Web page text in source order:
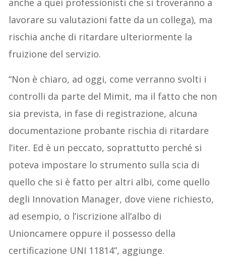
anche a quei professionisti che si troveranno a
lavorare su valutazioni fatte da un collega), ma
rischia anche di ritardare ulteriormente la
fruizione del servizio.
“Non è chiaro, ad oggi, come verranno svolti i
controlli da parte del Mimit, ma il fatto che non
sia prevista, in fase di registrazione, alcuna
documentazione probante rischia di ritardare
l’iter. Ed è un peccato, soprattutto perché si
poteva impostare lo strumento sulla scia di
quello che si è fatto per altri albi, come quello
degli Innovation Manager, dove viene richiesto,
ad esempio, o l’iscrizione all’albo di
Unioncamere oppure il possesso della
certificazione UNI 11814”, aggiunge.